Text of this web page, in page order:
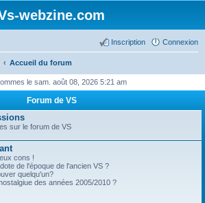
webzine.com
Connexion
Inscription
Accueil du forum
le sam. août 08, 2026 5:21 am
Forum de VS
sur le forum de VS
cons !
de l'époque de l'ancien VS ?
quelqu'un?
des années 2005/2010 ?